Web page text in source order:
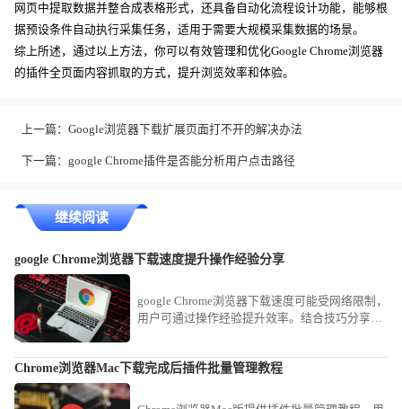
网页中提取数据并整合成表格形式，还具备自动化流程设计功能，能够根
据预设条件自动执行采集任务，适用于需要大规模采集数据的场景。
综上所述，通过以上方法，你可以有效管理和优化Google Chrome浏览器
的插件全页面内容抓取的方式，提升浏览效率和体验。
上一篇： Google浏览器下载扩展页面打不开的解决办法
下一篇： google Chrome插件是否能分析用户点击路径
继续阅读
google Chrome浏览器下载速度提升操作经验分享
google Chrome浏览器下载速度可能受网络限制，
用户可通过操作经验提升效率。结合技巧分享，
Chrome浏览器Mac下载完成后插件批量管理教程